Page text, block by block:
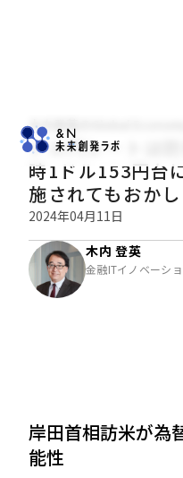
木内登英のGlobal
ドル円レートは
時1ドル153円台
施されてもおか
2024年04月11日
木内 登英
金融ITイノベーシ
岸田首相訪米が為
能性